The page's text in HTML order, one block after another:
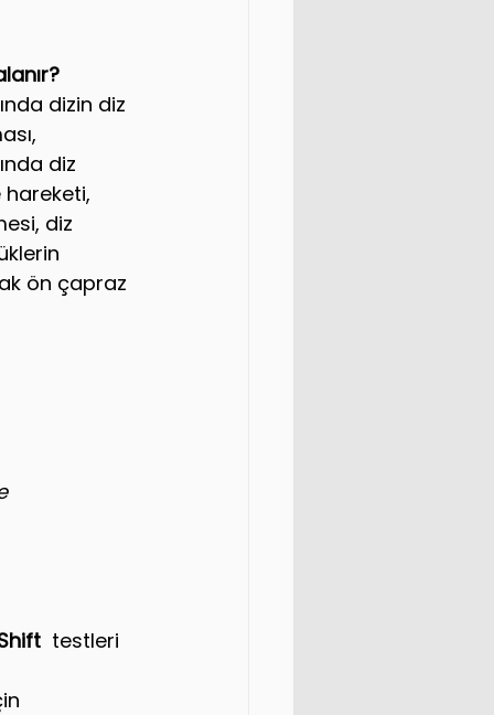
dizin diz
diz
diz
ön çapraz
testleri